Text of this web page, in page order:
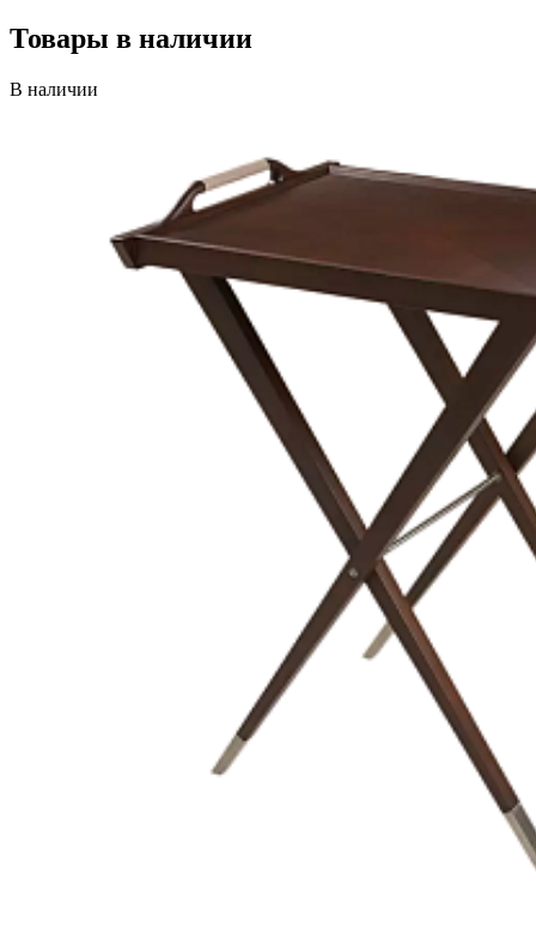
Товары в наличии
В наличии